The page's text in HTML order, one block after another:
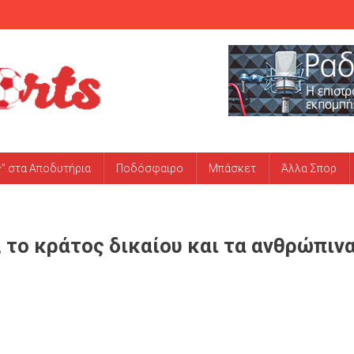
στα Αποδυτήρια Ποδόσφαιρο Μπάσκετ Άλλα Σπορ
κράτος δικαίου και τα